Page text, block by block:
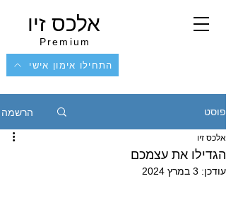
אלכס זיו
Premium
התחילו אימון אישי
פוסט הרשמה
הגדילו את עצמכם
אלכס זיו
עודכן: 3 במרץ 2024